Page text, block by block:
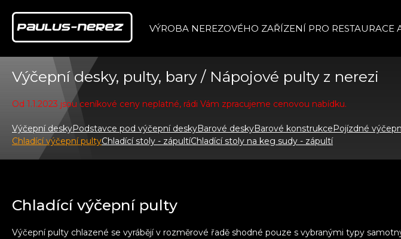
VÝROBA NEREZOVÉHO ZAŘÍZENÍ PRO RESTAURACE
Výčepní desky, pulty, bary / Nápojové pulty z nerezi
Od 1.1.2023 jsou ceníkové ceny neplatné, rádi Vám zpracujeme cenovou nabídku.
Výčepní deskyPodstavce pod výčepní deskyBarové deskyBarové konstrukcePojízdné
Chladící výčepní pultyChladící stoly - zápultíChladící stoly na keg sudy - zápultí
Chladící výčepní pulty
Výčepní pulty chlazené se vyrábějí v rozměrové řadě shodné pouze s vybranými typy